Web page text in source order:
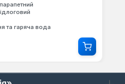
та гаряча вода